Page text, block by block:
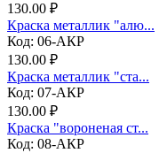
130.00 ₽
Краска металлик "алю...
Код: 06-АКР
130.00 ₽
Краска металлик "ста...
Код: 07-АКР
130.00 ₽
Краска "вороненая ст...
Код: 08-АКР